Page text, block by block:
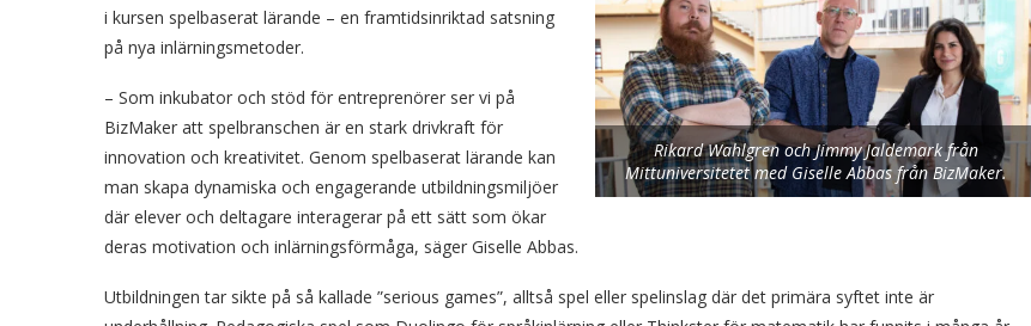
Rikard Wahlgren och Jimmy Jaldemark från
Mittuniversitetet med Giselle Abbas från BizMaker.
i kursen spelbaserat lärande – en framtidsinriktad satsning
på nya inlärningsmetoder.
– Som inkubator och stöd för entreprenörer ser vi på
BizMaker att spelbranschen är en stark drivkraft för
innovation och kreativitet. Genom spelbaserat lärande kan
man skapa dynamiska och engagerande utbildningsmiljöer
där elever och deltagare interagerar på ett sätt som ökar
deras motivation och inlärningsförmåga, säger Giselle Abbas.
Utbildningen tar sikte på så kallade ”serious games”, alltså spel eller spelinslag där det primära syftet inte är